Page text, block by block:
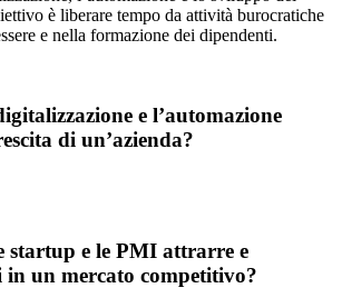
è liberare tempo da attività burocratiche
e nella formazione dei dipendenti.
e l’automazione
di un’azienda?
startup e le PMI attrarre e
in un mercato competitivo?